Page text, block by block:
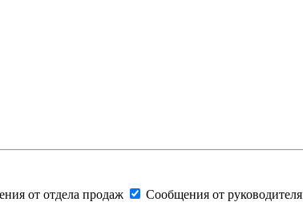
от отдела продаж Сообщения от руководителя